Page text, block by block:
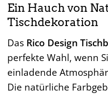
Ein Hauch von
Tischdekoration
Das Rico Design
perfekte Wahl, wenn
einladende
Die natürliche